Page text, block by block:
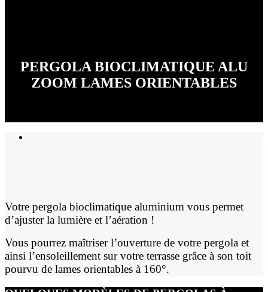
PERGOLA BIOCLIMATIQUE ALU
ZOOM LAMES ORIENTABLES
Votre pergola bioclimatique aluminium vous permet
d’ajuster la lumière et l’aération !
Vous pourrez maîtriser l’ouverture de votre pergola et
ainsi l’ensoleillement sur votre terrasse grâce à son toit
pourvu de lames orientables à 160°.